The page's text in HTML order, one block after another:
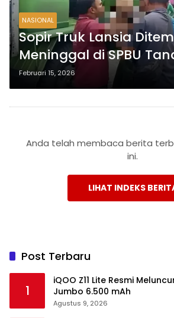
NASIONAL
Sopir Truk Lansia
Meninggal di SPBU
Boyolali
Februari 15, 2026
Anda telah membaca berita
ini.
LIHAT INDEKS
Post Terbaru
1
iQOO Z11 Lite Resmi
Jumbo 6.500 mAh
Agustus 9, 2026